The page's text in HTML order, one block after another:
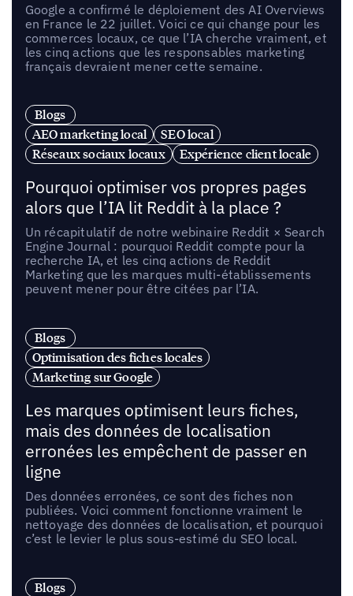
Google a confirmé le déploiement des AI Overviews
en France le 22 juillet. Voici ce qui change pour les
commerces locaux, ce que l’IA cherche vraiment, et
les cinq actions que les responsables marketing
français devraient mener cette semaine.
Blogs
AEO marketing local
SEO local
Réseaux sociaux locaux
Expérience client locale
Pourquoi optimiser vos propres pages
alors que l’IA lit Reddit à la place ?
Un récapitulatif de notre webinaire Reddit × Search
Engine Journal : pourquoi Reddit compte pour la
recherche IA, et les cinq actions de Reddit
Marketing que les marques multi-établissements
peuvent mener pour être citées par l’IA.
Blogs
Optimisation des fiches locales
Marketing sur Google
Les marques optimisent leurs fiches,
mais des données de localisation
erronées les empêchent de passer en
ligne
Des données erronées, ce sont des fiches non
publiées. Voici comment fonctionne vraiment le
nettoyage des données de localisation, et pourquoi
c’est le levier le plus sous-estimé du SEO local.
Blogs